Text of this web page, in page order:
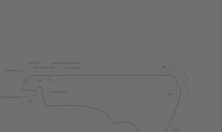
5
6
5-A
6- A
P ADDOCK CLUB
SK Y VIEW FORO SOLO
SKY BOX G1 MAIN GRANDS TAND CLUB
3
3 A 4
PLA TINIUM PLUS E
MAIN GRANDS TAND
14
15